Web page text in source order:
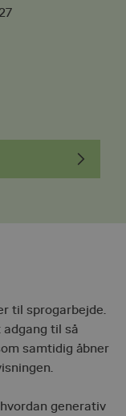
til sprogarbejde.
til så
samtidig åbner
generativ